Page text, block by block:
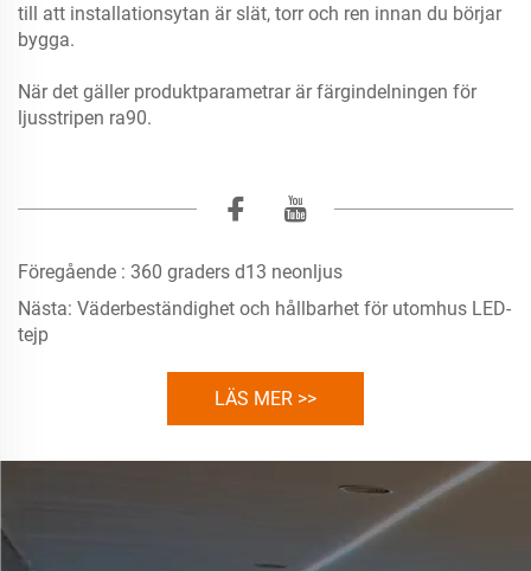
till att installationsytan är slät, torr och ren innan du börjar
bygga.
När det gäller produktparametrar är färgindelningen för
ljusstripen ra90.
Föregående : 360 graders d13 neonljus
Nästa: Väderbeständighet och hållbarhet för utomhus LED-
tejp
LÄS MER >>